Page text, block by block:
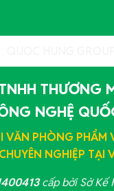
THƯƠNG
NGHỆ
VĂN PHÒNG PHẨM
NGHIỆP TẠI
cấp bởi Sở Kế